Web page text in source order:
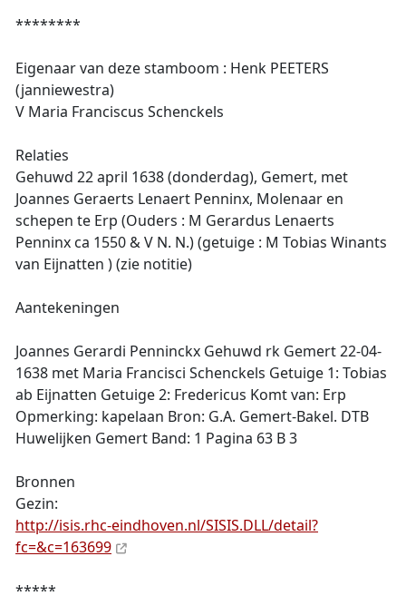
********
Eigenaar van deze stamboom : Henk PEETERS
(janniewestra)
V Maria Franciscus Schenckels
Relaties
Gehuwd 22 april 1638 (donderdag), Gemert, met
Joannes Geraerts Lenaert Penninx, Molenaar en
schepen te Erp (Ouders : M Gerardus Lenaerts
Penninx ca 1550 & V N. N.) (getuige : M Tobias Winants
van Eijnatten ) (zie notitie)
Aantekeningen
Joannes Gerardi Penninckx Gehuwd rk Gemert 22-04-
1638 met Maria Francisci Schenckels Getuige 1: Tobias
ab Eijnatten Getuige 2: Fredericus Komt van: Erp
Opmerking: kapelaan Bron: G.A. Gemert-Bakel. DTB
Huwelijken Gemert Band: 1 Pagina 63 B 3
Bronnen
Gezin:
http://isis.rhc-eindhoven.nl/SISIS.DLL/detail?
fc=&c=163699
*****